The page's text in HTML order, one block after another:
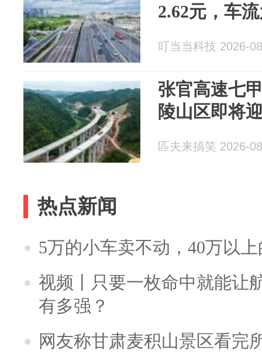
2.62元，车
叮当当科技 2026-
张官高速七
陵山区即将
匹夫来搞笑 2026-
热点新闻
5万的小车卖不动，40万以
视频丨只要一枚命中就能让
有多强？
网友称甘肃麦积山景区看完